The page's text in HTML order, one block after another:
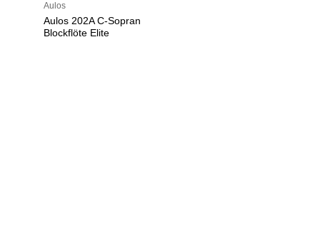
Aulos
Aulos 202A C-Sopran
Blockflöte Elite